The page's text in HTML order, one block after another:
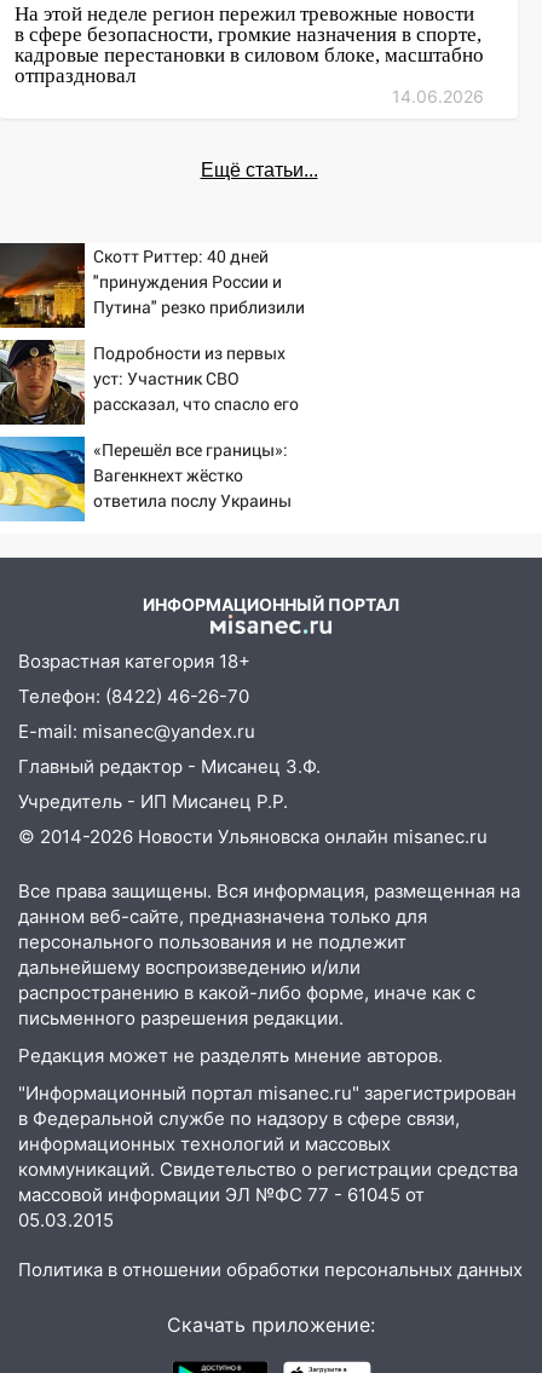
На этой неделе регион пережил тревожные новости
в сфере безопасности, громкие назначения в спорте,
кадровые перестановки в силовом блоке, масштабно
отпраздновал
14.06.2026
Ещё статьи...
Скотт Риттер: 40 дней
"принуждения России и
Путина" резко приблизили
Подробности из первых
уст: Участник СВО
рассказал, что спасло его
«Перешёл все границы»:
Вагенкнехт жёстко
ответила послу Украины
ИНФОРМАЦИОННЫЙ ПОРТАЛ
Возрастная категория 18+
Телефон: (8422) 46-26-70
E-mail: misanec@yandex.ru
Главный редактор - Мисанец З.Ф.
Учредитель - ИП Мисанец Р.Р.
© 2014-2026 Новости Ульяновска онлайн misanec.ru
Все права защищены. Вся информация, размещенная на
данном веб-сайте, предназначена только для
персонального пользования и не подлежит
дальнейшему воспроизведению и/или
распространению в какой-либо форме, иначе как с
письменного разрешения редакции.
Редакция может не разделять мнение авторов.
"Информационный портал misanec.ru" зарегистрирован
в Федеральной службе по надзору в сфере связи,
информационных технологий и массовых
коммуникаций. Свидетельство о регистрации средства
массовой информации ЭЛ №ФС 77 - 61045 от
05.03.2015
Политика в отношении обработки персональных данных
Скачать приложение: